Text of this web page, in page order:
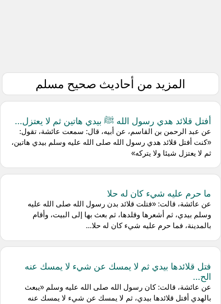
المزيد من أحاديث صحيح مسلم
أفتل قلائد هدي رسول الله ﷺ بيدي هاتين ثم لا يعتزل...
عن عبد الرحمن بن القاسم، عن أبيه، قال: سمعت عائشة، تقول:
«كنت أفتل قلائد هدي رسول الله صلى الله عليه وسلم بيدي هاتين،
ثم لا يعتزل شيئا ولا يتركه»
ما حرم عليه شيء كان له حلا
عن عائشة، قالت: «فتلت قلائد بدن رسول الله صلى الله عليه
وسلم بيدي، ثم أشعرها وقلدها، ثم بعث بها إلى البيت، وأقام
بالمدينة، فما حرم عليه شيء كان له حلا...
فتل قلائدها بيدي ثم لا يمسك عن شيء لا يمسك عنه
الح...
عن عائشة، قالت: كان رسول الله صلى الله عليه وسلم «يبعث
بالهدي أفتل قلائدها بيدي، ثم لا يمسك عن شيء لا يمسك عنه